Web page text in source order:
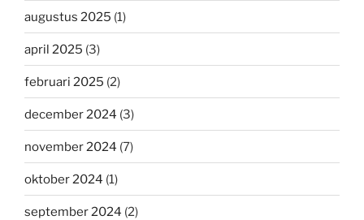
augustus 2025 (1)
april 2025 (3)
februari 2025 (2)
december 2024 (3)
november 2024 (7)
oktober 2024 (1)
september 2024 (2)